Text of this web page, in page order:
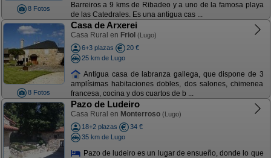
8 Fotos
Barreiros a 9 kms de Ribadeo y a uno de la famosa playa
de las Catedrales. Es una antigua cas ...
8 Fotos
Casa de Arxerei
Casa Rural en Friol (Lugo)
6+3 plazas
20 €
25 km de Lugo
Antigua casa de labranza gallega, que dispone de 3
amplísimas habitaciones dobles, dos salones, chimenea
francesa, cocina y dos cuartos de b ...
Pazo de Ludeiro
Casa Rural en Monterroso (Lugo)
18+2 plazas
34 €
35 km de Lugo
Pazo de ludeiro es un lugar de ensueño, donde lo que